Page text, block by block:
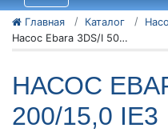
Главная Каталог
Насос Ebara 3DS/I 50-200/15,0 IE3
НАСОС
200/15,0 IE3